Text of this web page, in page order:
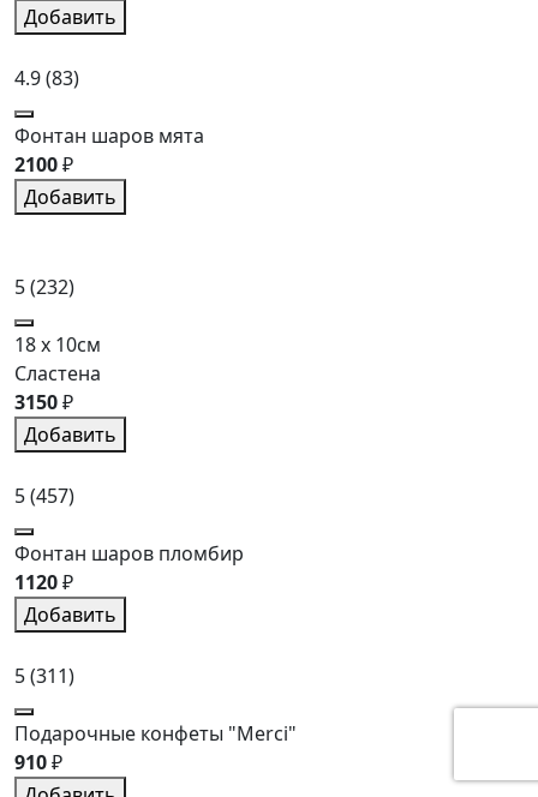
Добавить
4.9(83)
Фонтан шаров мята
2100₽
Добавить
5(232)
18 x 10см
Сластена
3150₽
Добавить
5(457)
Фонтан шаров пломбир
1120₽
Добавить
5(311)
Подарочные конфеты "Merci"
910₽